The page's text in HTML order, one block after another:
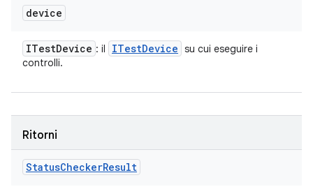
device
ITestDevice : il ITestDevice su cui eseguire i
controlli.
Ritorni
StatusCheckerResult